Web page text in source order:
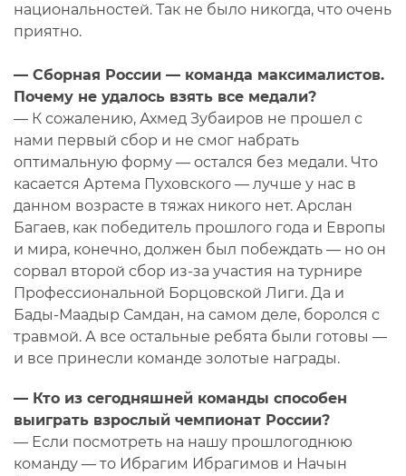
национальностей. Так не было никогда, что очень
приятно.
— Сборная России — команда максималистов.
Почему не удалось взять все медали?
— К сожалению, Ахмед Зубаиров не прошел с
нами первый сбор и не смог набрать
оптимальную форму — остался без медали. Что
касается Артема Пуховского — лучше у нас в
данном возрасте в тяжах никого нет. Арслан
Багаев, как победитель прошлого года и Европы
и мира, конечно, должен был побеждать — но он
сорвал второй сбор из-за участия на турнире
Профессиональной Борцовской Лиги. Да и
Бады-Маадыр Самдан, на самом деле, боролся с
травмой. А все остальные ребята были готовы —
и все принесли команде золотые награды.
— Кто из сегодняшней команды способен
выиграть взрослый чемпионат России?
— Если посмотреть на нашу прошлогоднюю
команду — то Ибрагим Ибрагимов и Начын